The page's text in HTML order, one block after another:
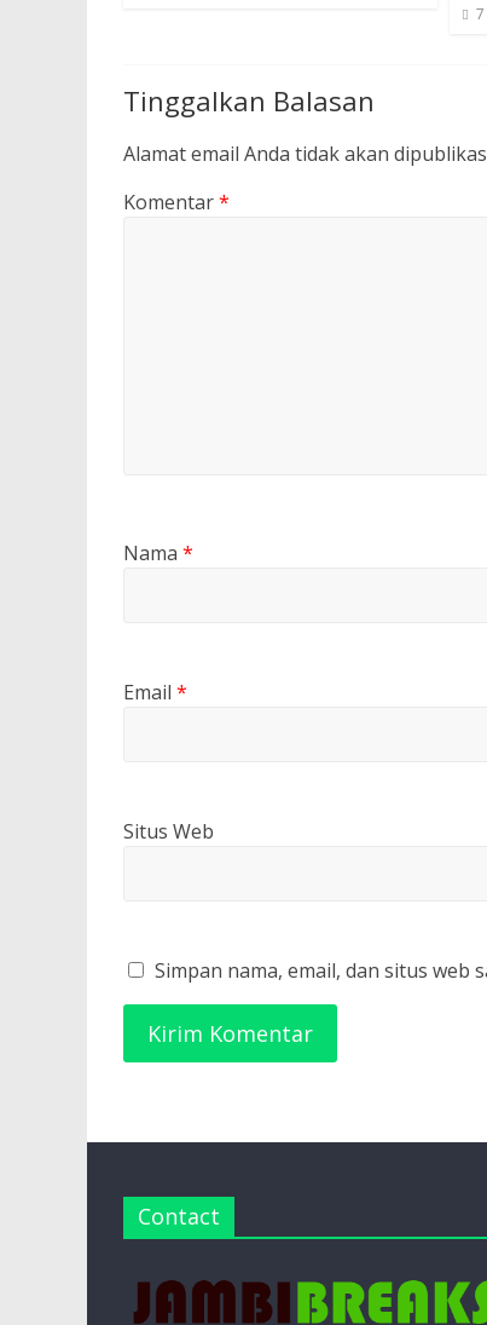
Tinggalkan Balasan
Alamat email Anda tidak akan
Komentar*
Nama *
Email *
Situs Web
Simpan nama, email, dan situs
Contact